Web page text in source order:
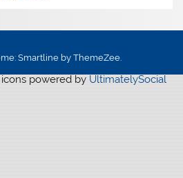
Smartline by ThemeZee.
powered by UltimatelySocial